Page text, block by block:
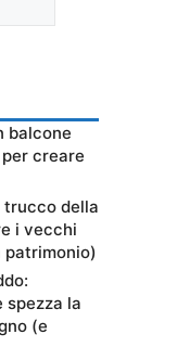
balcone
creare
della
i vecchi
patrimonio)
spezza la
(e